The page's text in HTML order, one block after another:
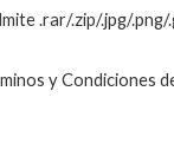
.rar/.zip/.jpg/
y Condiciones